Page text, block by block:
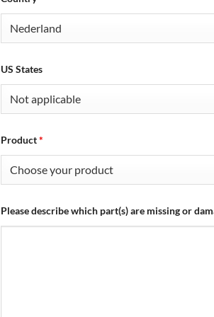
US States
Product*
Please describe which part(s) are missing or